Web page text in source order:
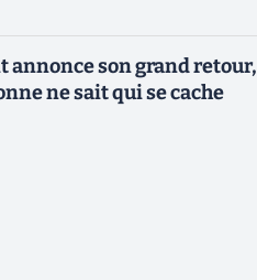
annonce son grand retour,
ne sait qui se cache